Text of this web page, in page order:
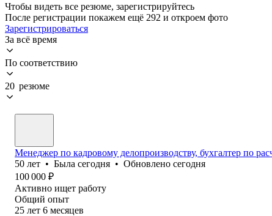
Чтобы видеть все резюме, зарегистрируйтесь
После регистрации покажем ещё 292 и откроем фото
Зарегистрироваться
За всё время
По соответствию
20 резюме
Менеджер по кадровому делопроизводству, бухгалтер по
50 лет • Была сегодня • Обновлено сегодня
100 000 ₽
Активно ищет работу
Общий опыт
25 лет 6 месяцев